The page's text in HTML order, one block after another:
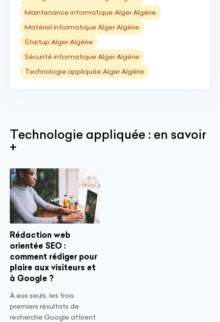
Maintenance informatique Alger Algérie
Matériel informatique Alger Algérie
Startup Alger Algérie
Sécurité informatique Alger Algérie
Technologie appliquée Alger Algérie
Technologie appliquée : en savoir
+
Rédaction web
orientée SEO :
comment rédiger pour
plaire aux visiteurs et
à Google ?
À eux seuls, les trois
premiers résultats de
recherche Google attirent